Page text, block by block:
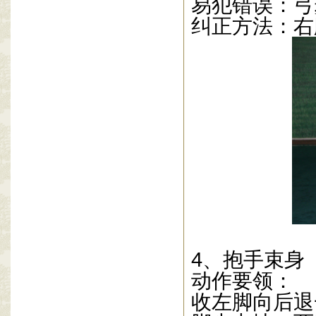
易犯错误：
纠正方法：
4、抱手束身
动作要领：
收左脚向后